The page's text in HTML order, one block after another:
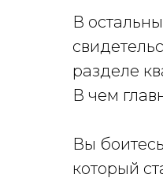
В
разделе
В чем
Вы
который